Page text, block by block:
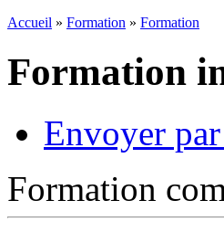
Accueil » Formation » Formation
Formation
Envoyer
Formation